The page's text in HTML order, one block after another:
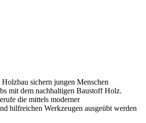
sichern jungen Menschen
mit dem nachhaltigen Baustoff Holz.
die mittels moderner
hilfreichen Werkzeugen ausgeübt werden